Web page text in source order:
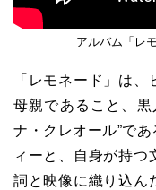
アルバム「レ
「レモネード」は、
母親であること、
ナ・クレオール”で
ィーと、自身が持つ
詞と映像に織り込ん